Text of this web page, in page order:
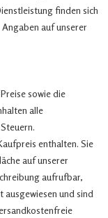
finden sich
auf unserer
sowie die
alle
enthalten. Sie
auf unserer
aufrufbar,
und sind